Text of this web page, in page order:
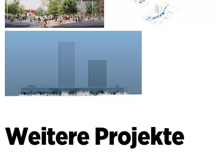
Weitere Projekte